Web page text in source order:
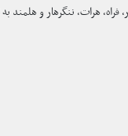
هرات، ننگرهار و هلمند